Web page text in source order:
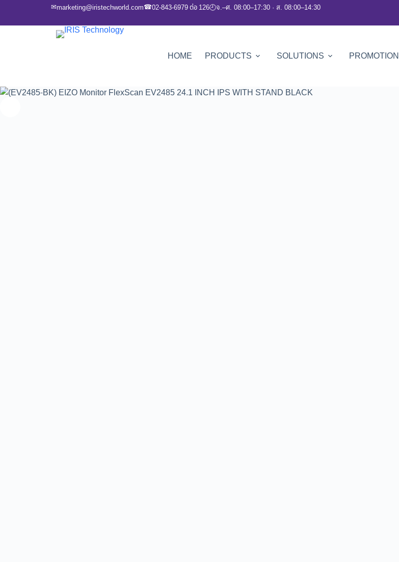
✉marketing@iristechworld.com☎02-843-6979 ต่อ 126🕘จ.–ศ. 08:00–17:30 · ส. 08:00–14:30
HOME PRODUCTS SOLUTIONS PROMOTION